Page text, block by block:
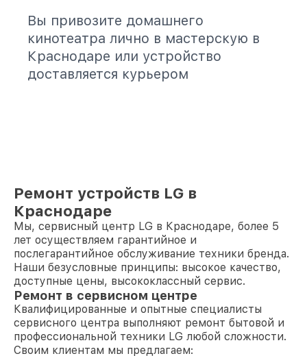
Вы привозите домашнего
кинотеатра лично в мастерскую в
Краснодаре или устройство
доставляется курьером
Ремонт устройств LG в
Краснодаре
Мы, сервисный центр LG в Краснодаре, более 5
лет осуществляем гарантийное и
послегарантийное обслуживание техники бренда.
Наши безусловные принципы: высокое качество,
доступные цены, высококлассный сервис.
Ремонт в сервисном центре
Квалифицированные и опытные специалисты
сервисного центра выполняют ремонт бытовой и
профессиональной техники LG любой сложности.
Своим клиентам мы предлагаем: